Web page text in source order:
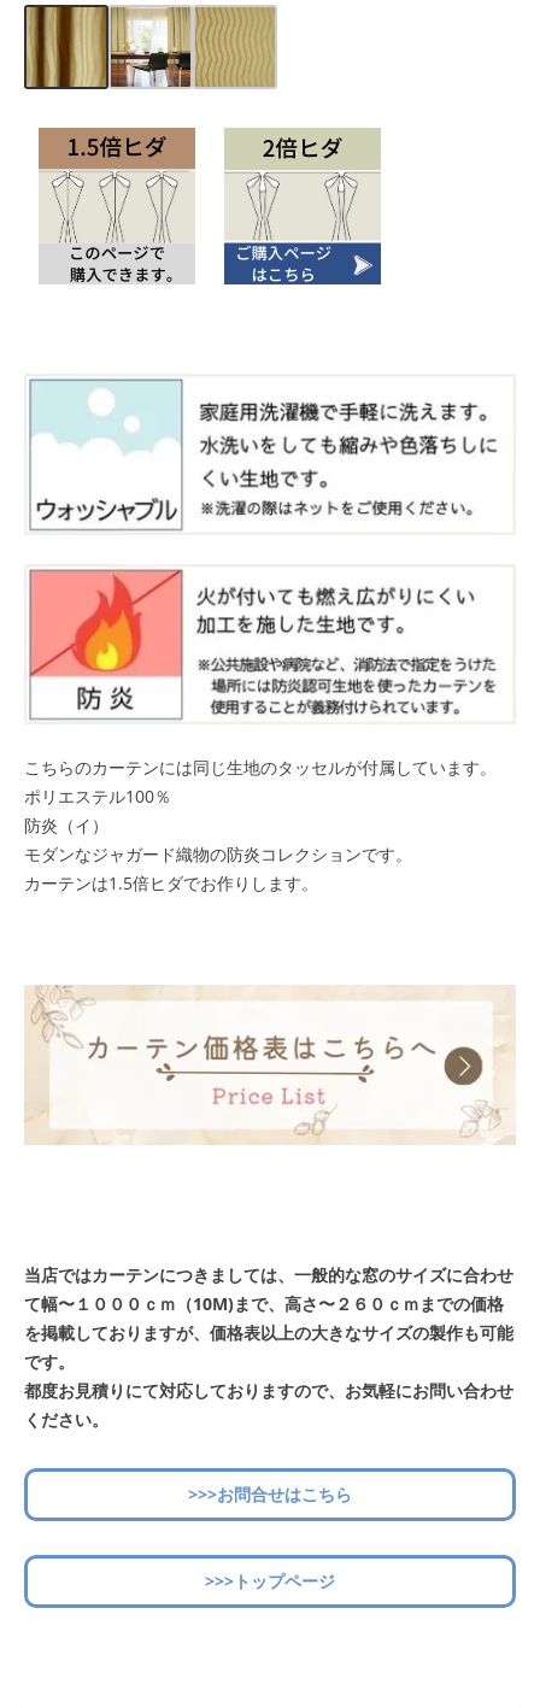
こちらのカーテンには同じ生地のタッセルが付属しています。
ポリエステル100％
防炎（イ）
モダンなジャガード織物の防炎コレクションです。
カーテンは1.5倍ヒダでお作りします。
当店ではカーテンにつきましては、一般的な窓のサイズに合わせ
て幅〜１０００ｃｍ（10M)まで、高さ〜２６０ｃｍまでの価格
を掲載しておりますが、価格表以上の大きなサイズの製作も可能
です。
都度お見積りにて対応しておりますので、お気軽にお問い合わせ
ください。
>>>お問合せはこちら
>>>トップページ